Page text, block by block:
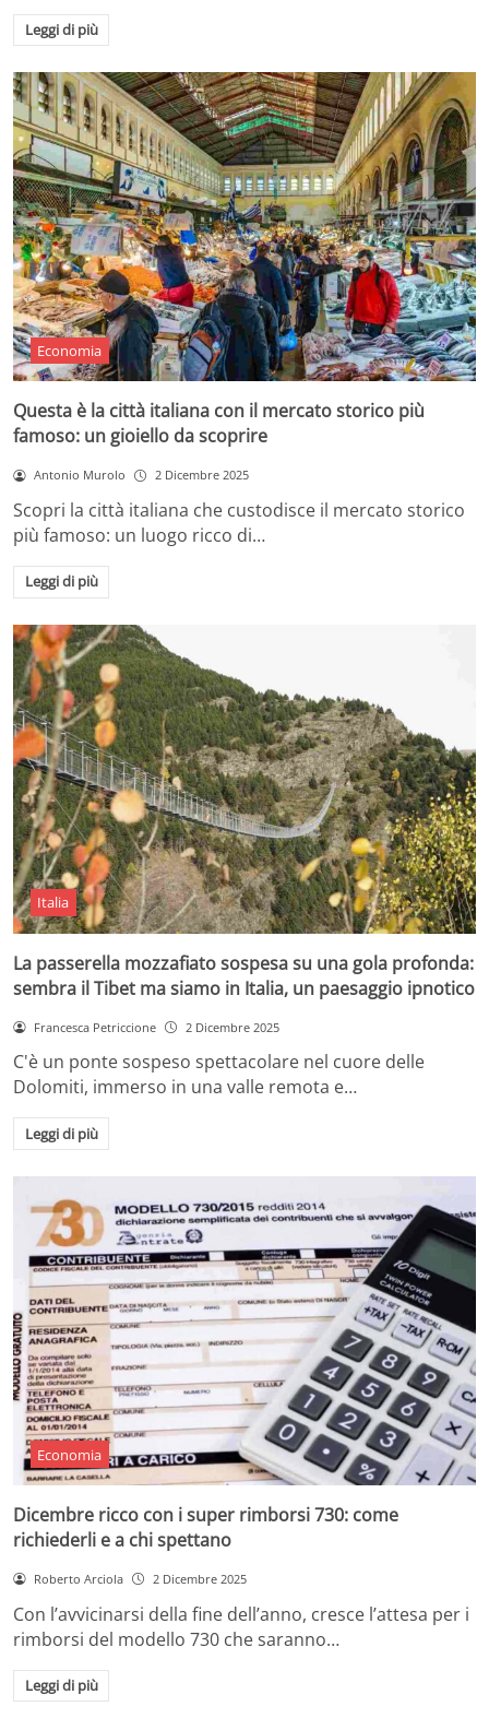
Leggi di più
Economia
Questa è la città italiana con il mercato storico più
famoso: un gioiello da scoprire
Antonio Murolo 2 Dicembre 2025
Scopri la città italiana che custodisce il mercato storico
più famoso: un luogo ricco di…
Leggi di più
Italia
La passerella mozzafiato sospesa su una gola profonda:
sembra il Tibet ma siamo in Italia, un paesaggio ipnotico
Francesca Petriccione 2 Dicembre 2025
C'è un ponte sospeso spettacolare nel cuore delle
Dolomiti, immerso in una valle remota e…
Leggi di più
Economia
Dicembre ricco con i super rimborsi 730: come
richiederli e a chi spettano
Roberto Arciola 2 Dicembre 2025
Con l’avvicinarsi della fine dell’anno, cresce l’attesa per i
rimborsi del modello 730 che saranno…
Leggi di più